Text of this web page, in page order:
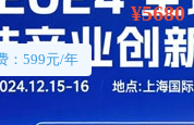
¥5680
：599元/年